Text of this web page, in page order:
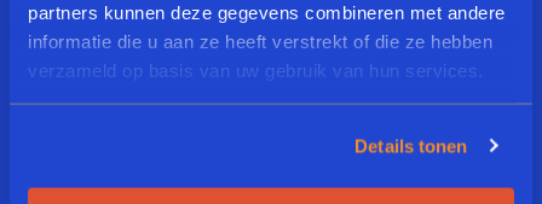
partners kunnen deze gegevens combineren met andere
informatie die u aan ze heeft verstrekt of die ze hebben
verzameld op basis van uw gebruik van hun services.
Details tonen
Gehaktballetjes In
Tomatensaus